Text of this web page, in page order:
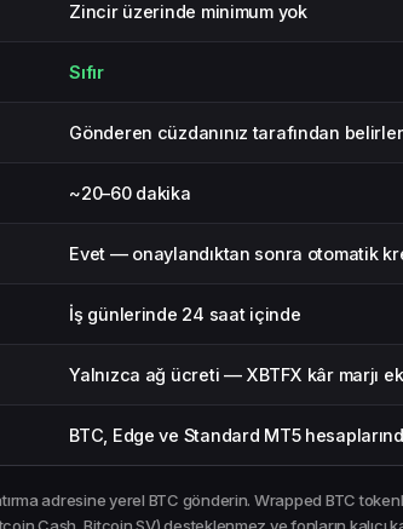
Zincir üzerinde minimum yok
Sıfır
Gönderen cüzdanınız tarafından
~20–60 dakika
Evet — onaylandıktan sonra otomatik
İş günlerinde 24 saat içinde
Yalnızca ağ ücreti — XBTFX kâr marjı
BTC, Edge ve Standard MT5
adresine yerel BTC gönderin. Wrapped BTC